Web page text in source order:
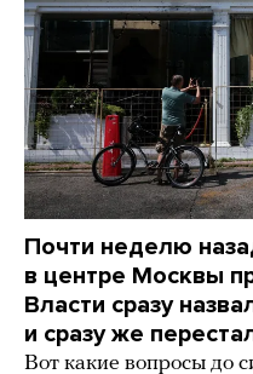
Почти неделю
в центре Москвы
Власти сразу
и сразу же
Вот какие вопросы до